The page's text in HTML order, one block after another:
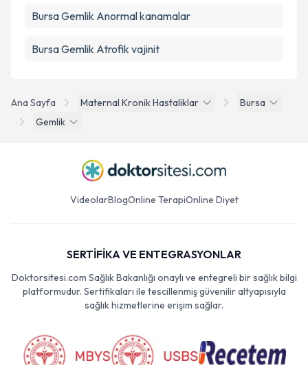
Ana Sayfa Maternal Kronik Hastaliklar
Bursa
Gemlik
Bursa Gemlik Anormal kanamalar
Bursa Gemlik Atrofik vajinit
VideolarBlogOnline TerapiOnline Diyet
SERTİFİKA VE ENTEGRASYONLAR
Doktorsitesi.com Sağlık Bakanlığı onaylı ve entegreli bir sağlık bilgi
platformudur. Sertifikaları ile tescillenmiş güvenilir altyapısıyla
sağlık hizmetlerine erişim sağlar.